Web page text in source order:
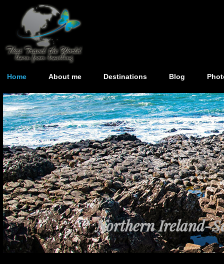
Home About me Destinations Blog
Northern Ireland-